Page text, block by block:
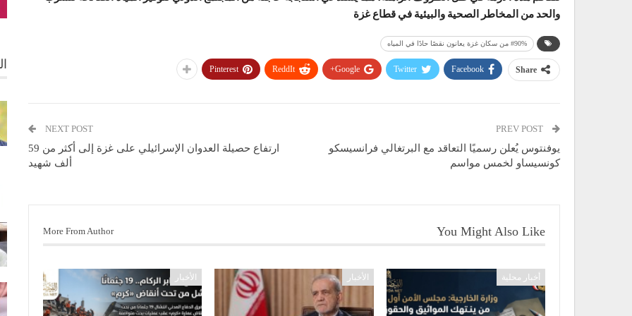
والحد من المخاطر الصحية والبيئية في قطاع غزة
#90% من سكان غزة يعانون نقصًا حادًا في المياه
Share
Facebook
Twitter
Google+
ReddIt
Pinterest
يوفنتوس يُعلن رسميًا التعاقد مع البرتغالي فرانسيسكو
كونسيساو لخمس مواسم
NEXT POST
ارتفاع حصيلة العدوان الإسرائيلي على غزة إلى أكثر من 59
ألف شهيد
You Might Also Like
More From Author
أخبار محلية الأخبار الأخبار